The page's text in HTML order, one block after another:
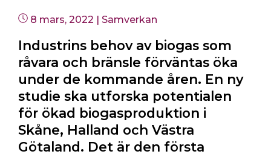
8 mars, 2022
Postad
Samverkan
Industrins behov av biogas som
råvara och bränsle förväntas öka
under de kommande åren. En ny
studie ska utforska potentialen
för ökad biogasproduktion i
Skåne, Halland och Västra
Götaland. Det är den första